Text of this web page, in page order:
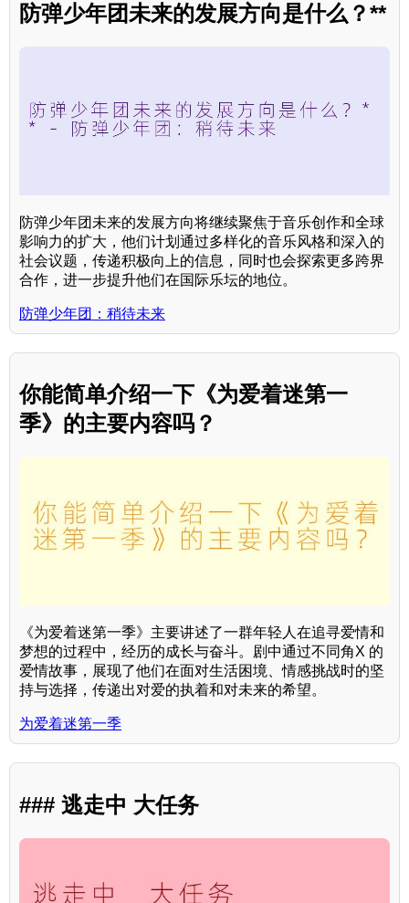
防弹少年团未来的发展方向是什么？**
防弹少年团未来的发展方向将继续聚焦于音乐创作和全球
影响力的扩大，他们计划通过多样化的音乐风格和深入的
社会议题，传递积极向上的信息，同时也会探索更多跨界
合作，进一步提升他们在国际乐坛的地位。
防弹少年团：稍待未来
你能简单介绍一下《为爱着迷第一
季》的主要内容吗？
《为爱着迷第一季》主要讲述了一群年轻人在追寻爱情和
梦想的过程中，经历的成长与奋斗。剧中通过不同角X 的
爱情故事，展现了他们在面对生活困境、情感挑战时的坚
持与选择，传递出对爱的执着和对未来的希望。
为爱着迷第一季
### 逃走中 大任务